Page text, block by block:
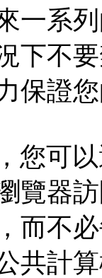
一系
下不
保證
您可以
覽器
而不
共計